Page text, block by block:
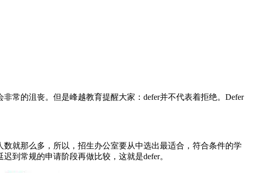
常的沮丧。但是峰越教育提醒大家：defer并不代表着拒绝。Defer
就那么多，所以，招生办公室要从中选出最适合，符合条件的学
到常规的申请阶段再做比较，这就是defer。